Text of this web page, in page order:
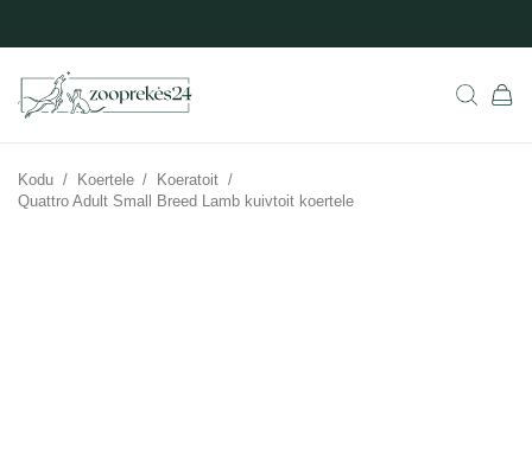
Kodu / Koertele / Koeratoit /
Quattro Adult Small Breed Lamb kuivtoit koertele